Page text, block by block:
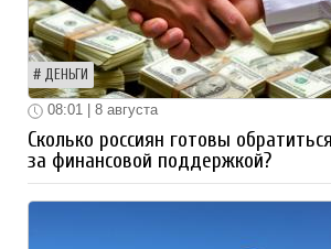
ДЕНЬГИ
08:01 | 8 августа
Сколько россиян готовы
за финансовой поддержкой?